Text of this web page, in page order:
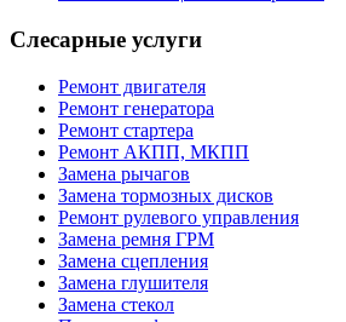
Слесарные услуги
Ремонт двигателя
Ремонт генератора
Ремонт стартера
Ремонт АКПП, МКПП
Замена рычагов
Замена тормозных дисков
Ремонт рулевого управления
Замена ремня ГРМ
Замена сцепления
Замена глушителя
Замена стекол